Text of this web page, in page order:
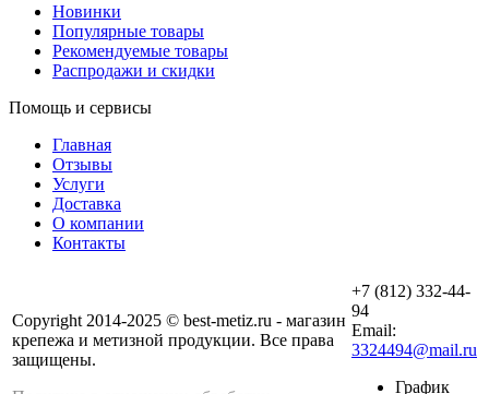
Новинки
Популярные товары
Рекомендуемые товары
Распродажи и скидки
Помощь и сервисы
Главная
Отзывы
Услуги
Доставка
О компании
Контакты
Copyright 2014-2025 © best-metiz.ru - магазин
крепежа и метизной продукции. Все права
защищены.
+7 (812) 332-44-
94
Email:
3324494@mail.ru
График